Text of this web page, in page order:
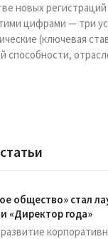
новых регистраций
цифрами — три
(ключевая
способности,
общество» стал
«Директор года»